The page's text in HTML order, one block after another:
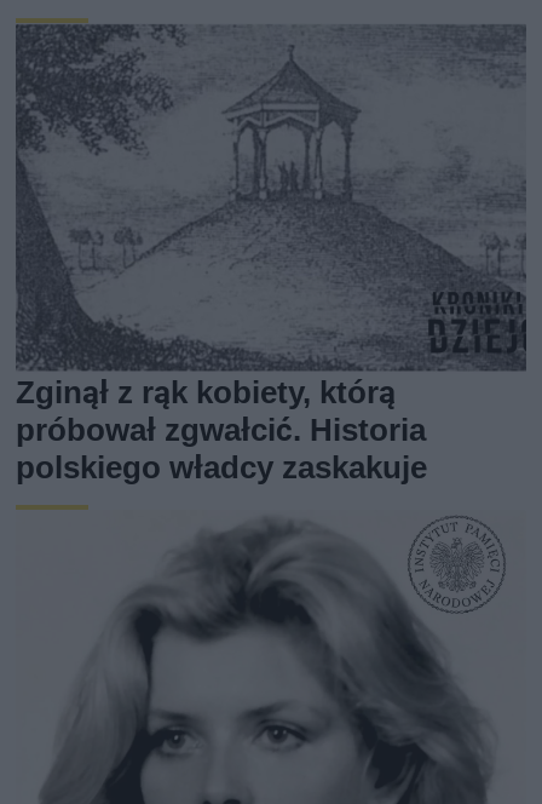
Zginął z rąk kobiety, którą
próbował zgwałcić. Historia
polskiego władcy zaskakuje